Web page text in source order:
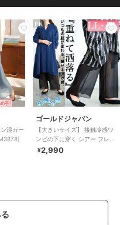
割
混ガー
PR
ゴールドジャパン
【大きいサイズ】 接触冷感ワ
ンピの下に穿く シアー フレア
パンツ 大きいサイズ レディー
¥2,990